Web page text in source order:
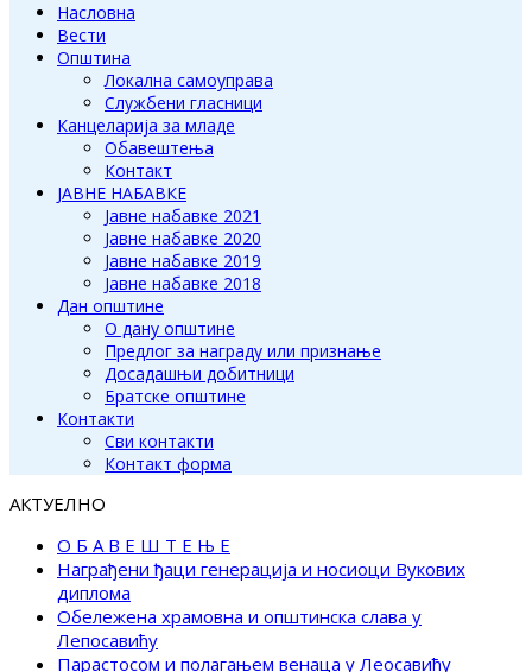
Насловна
Вести
Општина
Локална самоуправа
Службени гласници
Канцеларија за младе
Обавештења
Контакт
ЈАВНЕ НАБАВКЕ
Јавне набавке 2021
Јавне набавке 2020
Јавне набавке 2019
Јавне набавке 2018
Дан општине
О дану општине
Предлог за награду или признање
Досадашњи добитници
Братске општине
Контакти
Сви контакти
Контакт форма
АКТУЕЛНО
О Б А В Е Ш Т Е Њ Е
Награђени ђаци генерација и носиоци Вукових
диплома
Обележена храмовна и општинска слава у
Лепосавићу
Парастосом и полагањем венаца у Леосавићу